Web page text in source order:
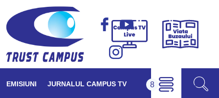
Campus
Viața
EMISIUNI JURNALUL CAMPUS TV